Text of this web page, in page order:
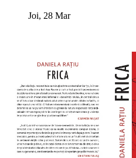
Joi, 28 Mar